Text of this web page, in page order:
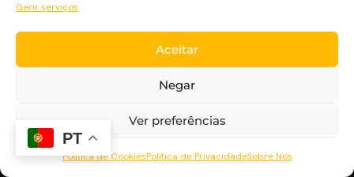
Gerir serviços
Aceitar
Negar
Ver preferências
Política de CookiesPolítica de PrivacidadeSobre Nós
respeitados na atualizade. Além da sua carreira de sucesso
como comediante, ele também tem uma longa lista de
interpretações em filmes de comédia e drama. Chris Rock e
procuras alguns filmes para assistir, […]
PT